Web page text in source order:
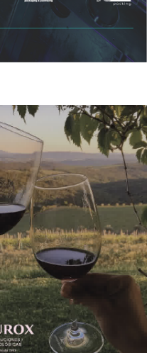
CHARDONNAY 2020,